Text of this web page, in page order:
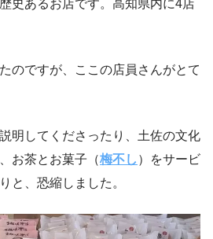
史あるお店です。高知県内に4店
のですが、ここの店員さんがとて
明してくださったり、土佐の文化
お茶とお菓子（梅不し ）をサービ
と、恐縮しました。